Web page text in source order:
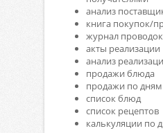
анализ
книга покупок/
журнал проводок
акты реализации
анализ
продажи блюда
продажи по дням
список блюд
список рецептов
калькуляции по